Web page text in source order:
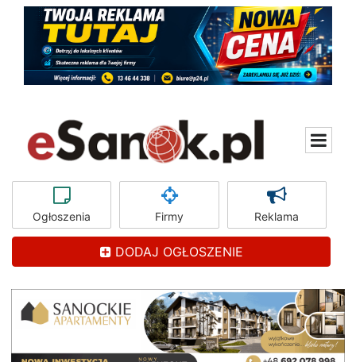
Ogłoszenia Firmy Reklama
DODAJ OGŁOSZENIE